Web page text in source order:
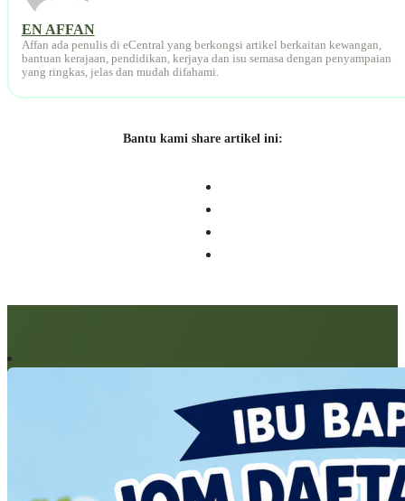
EN AFFAN
Affan ada penulis di eCentral yang berkongsi artikel berkaitan kewangan,
bantuan kerajaan, pendidikan, kerjaya dan isu semasa dengan penyampaian
yang ringkas, jelas dan mudah difahami.
Bantu kami share artikel ini: